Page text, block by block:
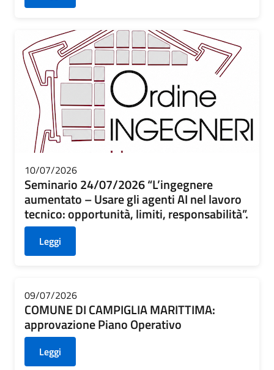
10/07/2026
Seminario 24/07/2026 “L’ingegnere
aumentato – Usare gli agenti AI nel lavoro
tecnico: opportunità, limiti, responsabilità”.
Leggi
09/07/2026
COMUNE DI CAMPIGLIA MARITTIMA:
approvazione Piano Operativo
Leggi